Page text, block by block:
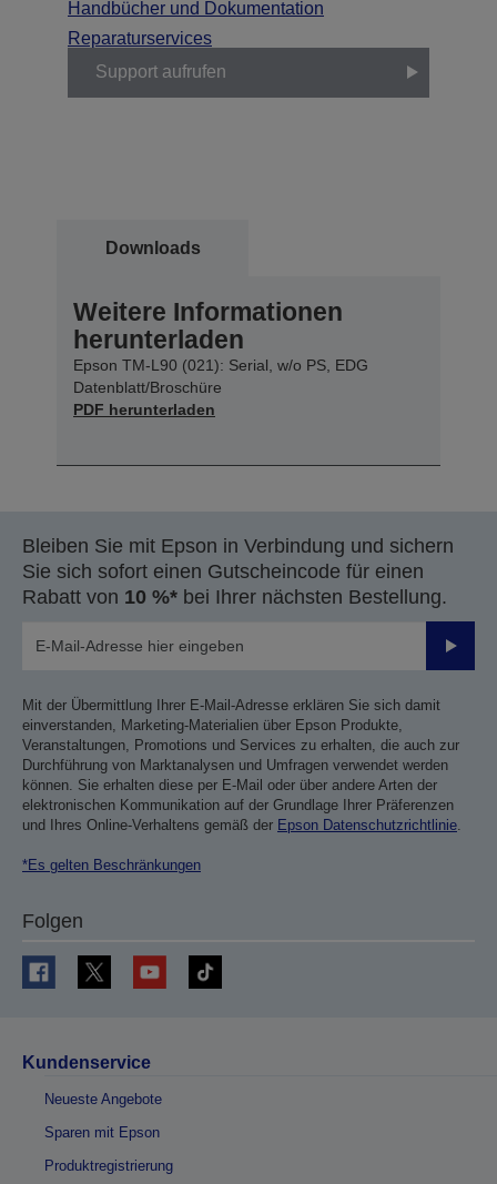
Handbücher und Dokumentation
Reparaturservices
Support aufrufen
Downloads
Weitere Informationen
herunterladen
Epson TM-L90 (021): Serial, w/o PS, EDG
Datenblatt/Broschüre
PDF herunterladen
Bleiben Sie mit Epson in Verbindung und sichern
Sie sich sofort einen Gutscheincode für einen
Rabatt von 10 %* bei Ihrer nächsten Bestellung.
Mit der Übermittlung Ihrer E-Mail-Adresse erklären Sie sich damit
einverstanden, Marketing-Materialien über Epson Produkte,
Veranstaltungen, Promotions und Services zu erhalten, die auch zur
Durchführung von Marktanalysen und Umfragen verwendet werden
können. Sie erhalten diese per E-Mail oder über andere Arten der
elektronischen Kommunikation auf der Grundlage Ihrer Präferenzen
und Ihres Online-Verhaltens gemäß der Epson Datenschutzrichtlinie
*Es gelten Beschränkungen
Folgen
Kundenservice
Neueste Angebote
Sparen mit Epson
Produktregistrierung